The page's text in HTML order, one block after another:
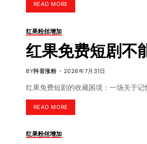
READ MORE
红果粉丝增加
红果免费短剧不
BY抖音涨粉 2026年7月31日
红果免费短剧的收藏困境：一场关于
READ MORE
红果粉丝增加